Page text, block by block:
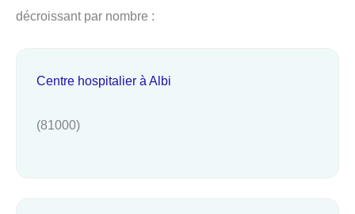
décroissant par nombre :
Centre hospitalier à Albi
(81000)